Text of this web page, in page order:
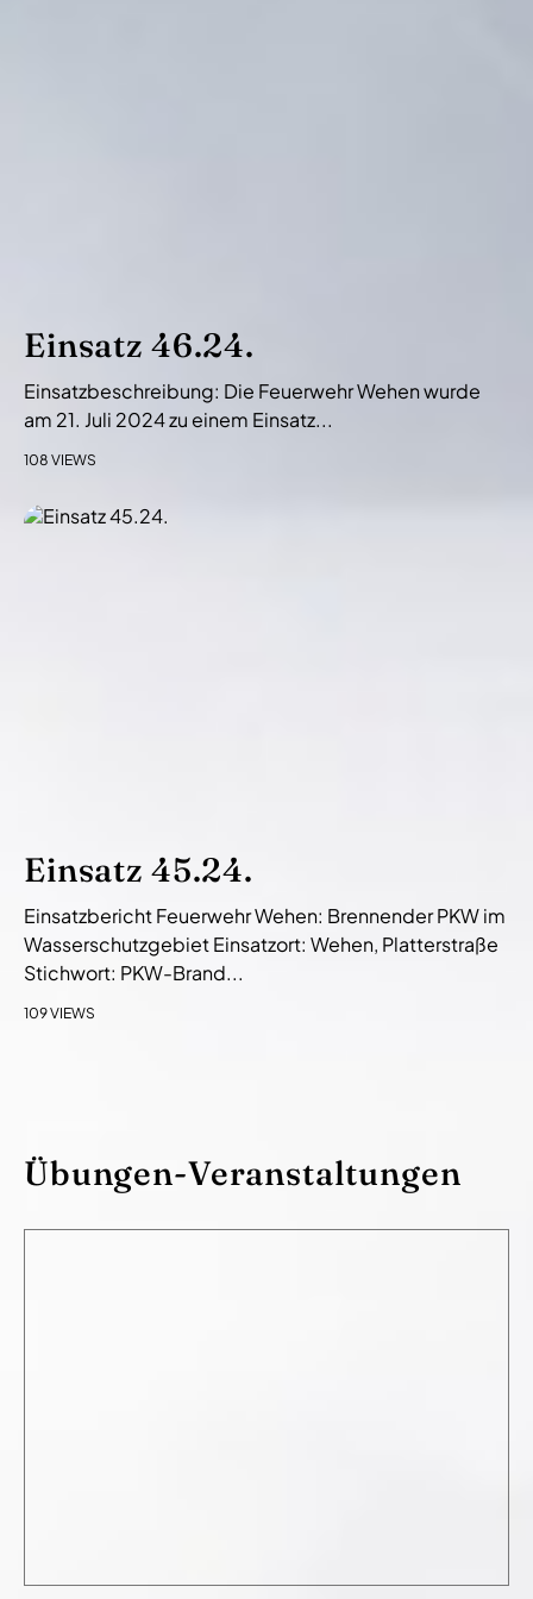
Einsatz 46.24.
Einsatzbeschreibung: Die Feuerwehr Wehen wurde
am 21. Juli 2024 zu einem Einsatz...
108 VIEWS
Einsatz 45.24.
Einsatzbericht Feuerwehr Wehen: Brennender PKW im
Wasserschutzgebiet Einsatzort: Wehen, Platterstraße
Stichwort: PKW-Brand...
109 VIEWS
Übungen-Veranstaltungen